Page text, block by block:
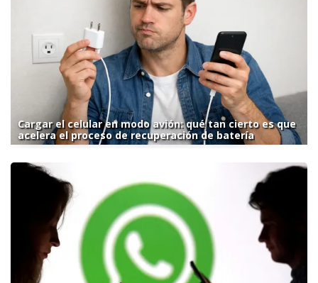
Cargar el celular en modo avión: qué tan cierto es que
acelera el proceso de recuperación de batería